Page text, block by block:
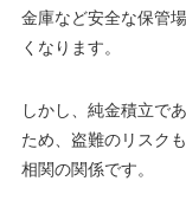
金庫など安全な保管
くなります。
しかし、純金積立で
ため、盗難のリスク
相関の関係です。